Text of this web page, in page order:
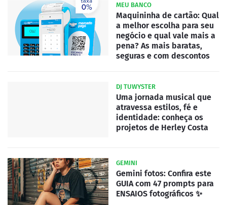
MEU BANCO
Maquininha de cartão: Qual
a melhor escolha para seu
negócio e qual vale mais a
pena? As mais baratas,
seguras e com descontos
DJ TUWYSTER
Uma jornada musical que
atravessa estilos, fé e
identidade: conheça os
projetos de Herley Costa
GEMINI
Gemini fotos: Confira este
GUIA com 47 prompts para
ENSAIOS fotográficos ✨